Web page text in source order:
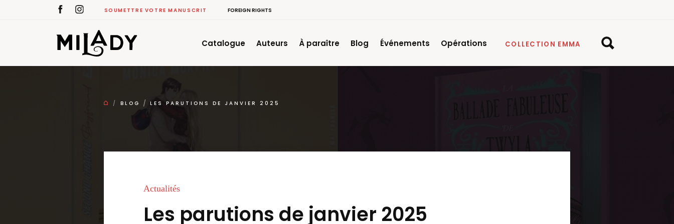
SOUMETTRE VOTRE MANUSCRIT FOREIGN RIGHTS
Catalogue Auteurs À paraître Blog Événements Opérations COLLECTION EMMA
BLOG LES PARUTIONS DE JANVIER 2025
Actualités
Les parutions de janvier 2025